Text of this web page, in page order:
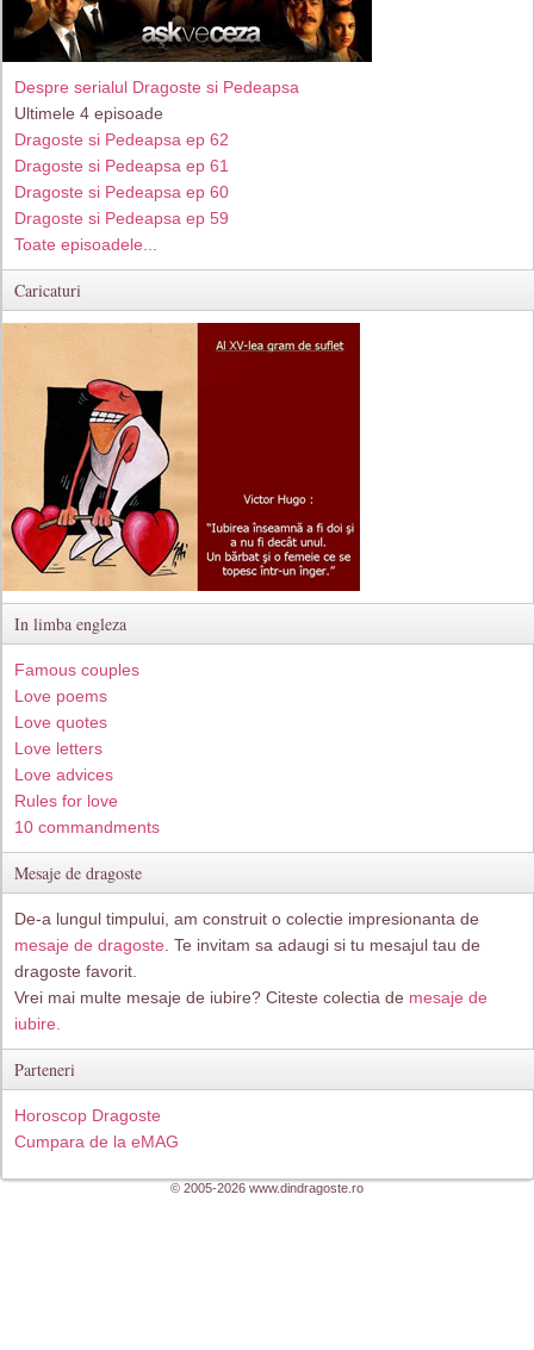
Despre serialul Dragoste si Pedeapsa
Ultimele 4 episoade
Dragoste si Pedeapsa ep 62
Dragoste si Pedeapsa ep 61
Dragoste si Pedeapsa ep 60
Dragoste si Pedeapsa ep 59
Toate episoadele...
Caricaturi
In limba engleza
Famous couples
Love poems
Love quotes
Love letters
Love advices
Rules for love
10 commandments
Mesaje de dragoste
De-a lungul timpului, am construit o colectie impresionanta de
mesaje de dragoste . Te invitam sa adaugi si tu mesajul tau de
dragoste favorit.
Vrei mai multe mesaje de iubire? Citeste colectia de mesaje de
iubire.
Parteneri
Horoscop Dragoste
Cumpara de la eMAG
© 2005-2026 www.dindragoste.ro